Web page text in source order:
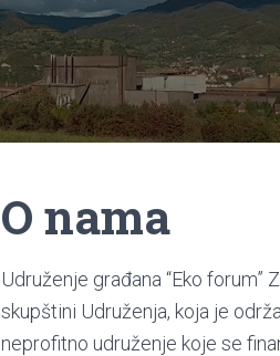
O nama
Udruženje građana “Eko
skupštini Udruženja, koja je
neprofitno udruženje koje se